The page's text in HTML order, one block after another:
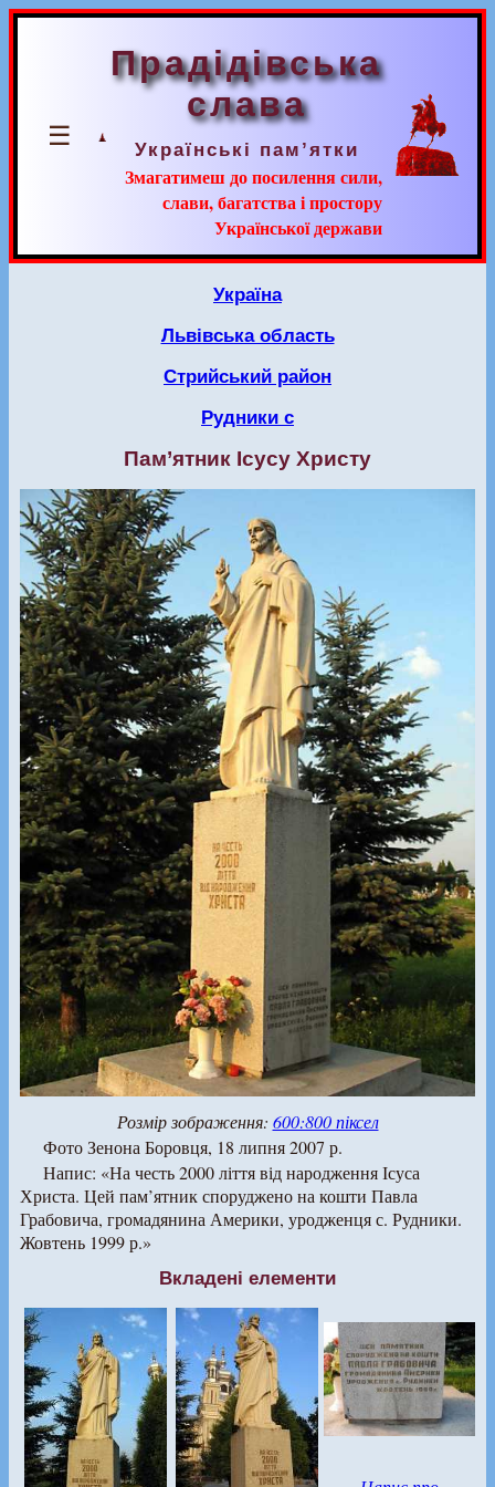
☰
Прадідівська
слава
Українські пам’ятки
Змагатимеш до посилення сили,
слави, багатства і простору
Української держави
Україна
Львівська область
Стрийський район
Рудники с
Пам’ятник Ісусу Христу
Розмір зображення: 600:800 піксел
Фото Зенона Боровця, 18 липня 2007 р.
Напис: «На честь 2000 ліття від народження Ісуса
Христа. Цей пам’ятник споруджено на кошти Павла
Грабовича, громадянина Америки, уродженця с. Рудники.
Жовтень 1999 р.»
Вкладені елементи